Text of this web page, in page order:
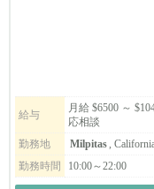
候補者の方のキャリア
指せるような
会社を目指しています。
給与
月給 $6500 ～
応相談
勤務地
Milpitas,
勤務時間
10:00～22:00